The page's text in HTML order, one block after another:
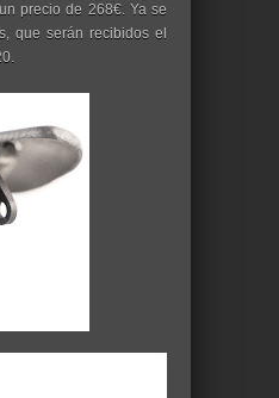
precio de 268€. Ya se
que serán recibidos el